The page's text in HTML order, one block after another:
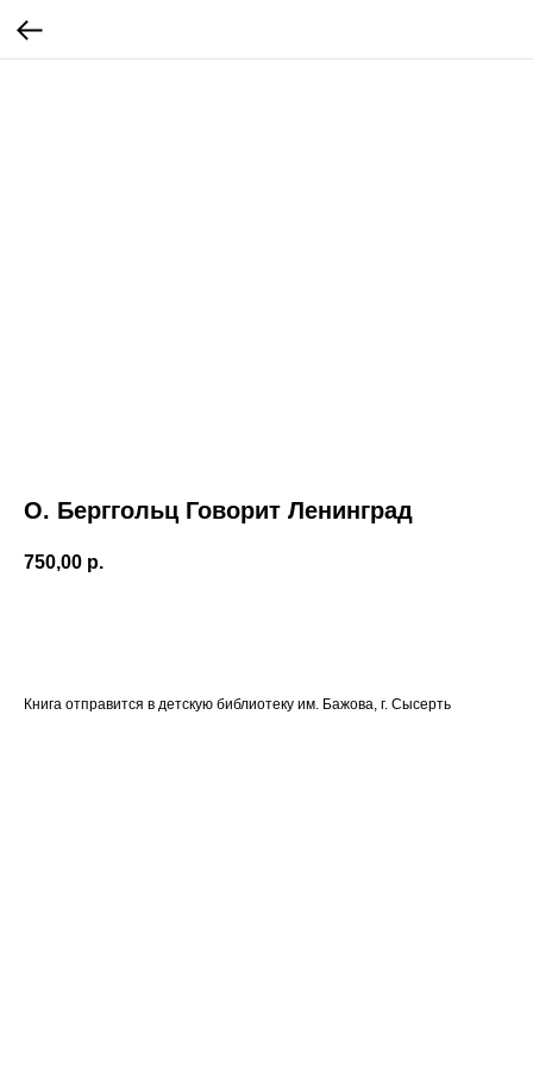
О. Берггольц Говорит Ленинград
750,00 р.
Книга отправится в детскую библиотеку им. Бажова, г. Сысерть